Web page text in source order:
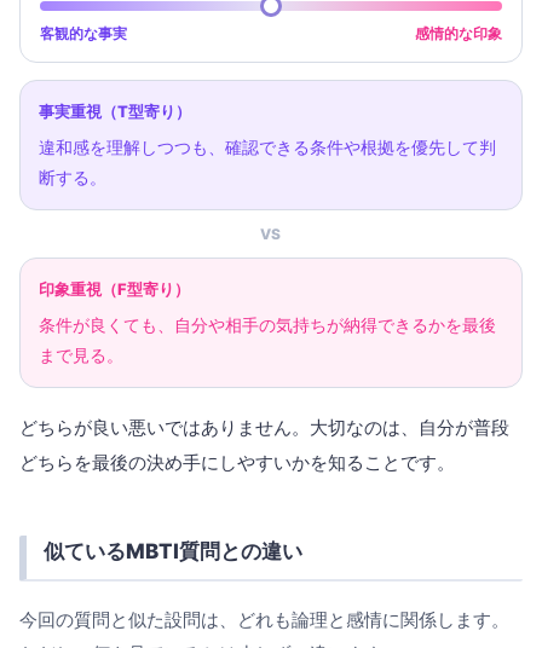
客観的な事実 感情的な印象
事実重視（T型寄り）
違和感を理解しつつも、確認できる条件や根拠を優先して判
断する。
VS
印象重視（F型寄り）
条件が良くても、自分や相手の気持ちが納得できるかを最後
まで見る。
どちらが良い悪いではありません。大切なのは、自分が普段
どちらを最後の決め手にしやすいかを知ることです。
似ているMBTI質問との違い
今回の質問と似た設問は、どれも論理と感情に関係します。